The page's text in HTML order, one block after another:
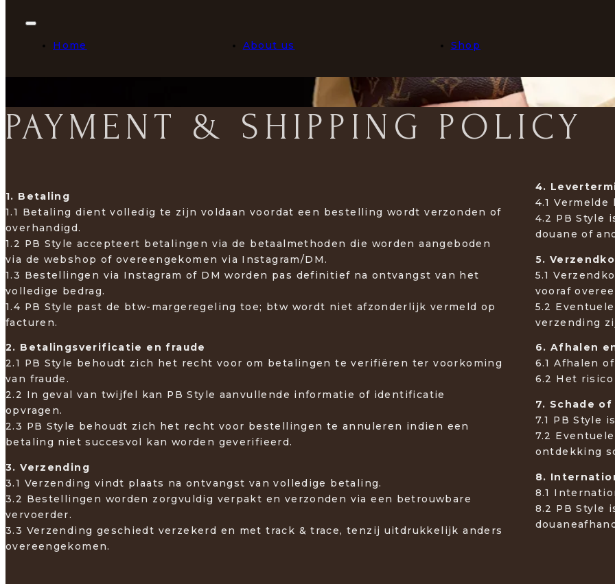
Home About us Shop
PAYMENT & SHIPPING POLICY
1. Betaling
1.1 Betaling dient volledig te zijn voldaan voordat een bestelling wordt verzonden of
overhandigd.
1.2 PB Style accepteert betalingen via de betaalmethoden die worden aangeboden
via de webshop of overeengekomen via Instagram/DM.
1.3 Bestellingen via Instagram of DM worden pas definitief na ontvangst van het
volledige bedrag.
1.4 PB Style past de btw-margeregeling toe; btw wordt niet afzonderlijk vermeld op
facturen.
2. Betalingsverificatie en fraude
2.1 PB Style behoudt zich het recht voor om betalingen te verifiëren ter voorkoming
van fraude.
2.2 In geval van twijfel kan PB Style aanvullende informatie of identificatie
opvragen.
2.3 PB Style behoudt zich het recht voor bestellingen te annuleren indien een
betaling niet succesvol kan worden geverifieerd.
3. Verzending
3.1 Verzending vindt plaats na ontvangst van volledige betaling.
3.2 Bestellingen worden zorgvuldig verpakt en verzonden via een betrouwbare
vervoerder.
3.3 Verzending geschiedt verzekerd en met track & trace, tenzij uitdrukkelijk anders
overeengekomen.
4.
4.1
4.2 PB Style
douane of
5.
5.1
vooraf
5.2
verzending
6. Afhalen
6.1 Afhalen
6.2 Het
7. Schade
7.1 PB Style
7.2
ontdekking
8.
8.1
8.2 PB Style